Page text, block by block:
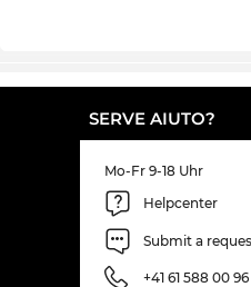
SERVE AIUTO?
Mo-Fr 9-18 Uhr
Helpcenter
Submit a
+41 61 588 00 96